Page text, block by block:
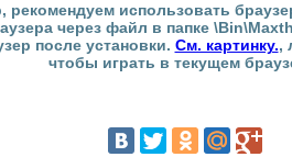
рекомендуем использовать
через файл в папке
после установки. См. картинку.,
чтобы играть в текущем